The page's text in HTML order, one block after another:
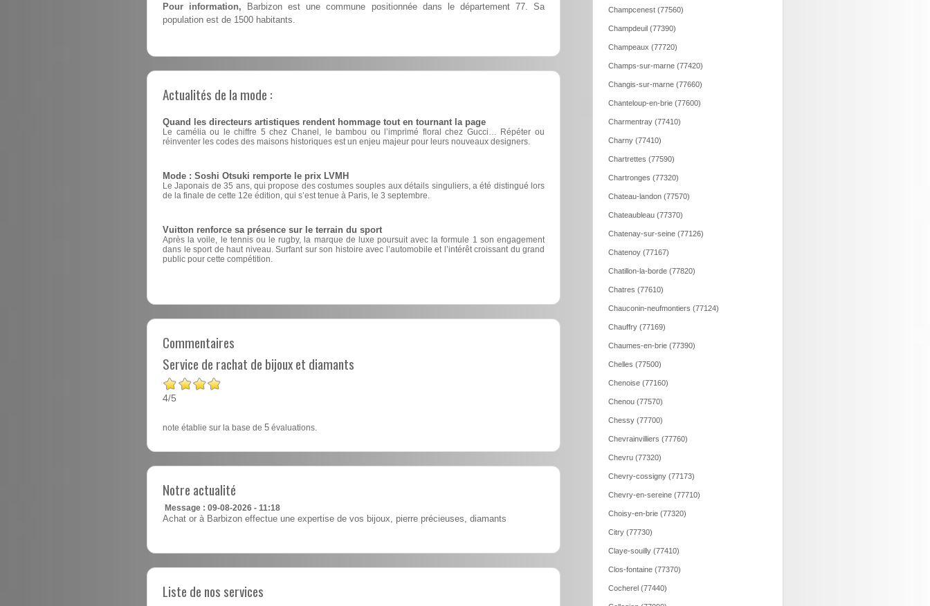
Pour information, Barbizon est une commune positionnée dans le département 77. Sa
population est de 1500 habitants.
Actualités de la mode :
Quand les directeurs artistiques rendent hommage tout en tournant la page
Le camélia ou le chiffre 5 chez Chanel, le bambou ou l’imprimé floral chez Gucci… Répéter ou
réinventer les codes des maisons historiques est un enjeu majeur pour leurs nouveaux designers.
Mode : Soshi Otsuki remporte le prix LVMH
Le Japonais de 35 ans, qui propose des costumes souples aux détails singuliers, a été distingué lors
de la finale de cette 12e édition, qui s’est tenue à Paris, le 3 septembre.
Vuitton renforce sa présence sur le terrain du sport
Après la voile, le tennis ou le rugby, la marque de luxe poursuit avec la formule 1 son engagement
dans le sport de haut niveau. Surfant sur son histoire avec l’automobile et l’intérêt croissant du grand
public pour cette compétition.
Commentaires
Service de rachat de bijoux et diamants
4/5
note établie sur la base de 5 évaluations.
Notre actualité
Message : 09-08-2026 - 11:18
Achat or à Barbizon effectue une expertise de vos bijoux, pierre précieuses, diamants
Liste de nos services
Champcenest (77560)
Champdeuil (77390)
Champeaux (77720)
Champs-sur-marne (77420)
Changis-sur-marne (77660)
Chanteloup-en-brie (77600)
Charmentray (77410)
Charny (77410)
Chartrettes (77590)
Chartronges (77320)
Chateau-landon (77570)
Chateaubleau (77370)
Chatenay-sur-seine (77126)
Chatenoy (77167)
Chatillon-la-borde (77820)
Chatres (77610)
Chauconin-neufmontiers (77124)
Chauffry (77169)
Chaumes-en-brie (77390)
Chelles (77500)
Chenoise (77160)
Chenou (77570)
Chessy (77700)
Chevrainvilliers (77760)
Chevru (77320)
Chevry-cossigny (77173)
Chevry-en-sereine (77710)
Choisy-en-brie (77320)
Citry (77730)
Claye-souilly (77410)
Clos-fontaine (77370)
Cocherel (77440)